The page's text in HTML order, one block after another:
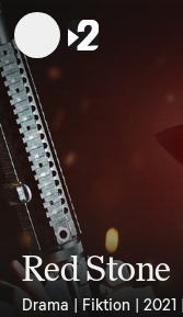
Red Stone
Drama | Fiktion | 2021